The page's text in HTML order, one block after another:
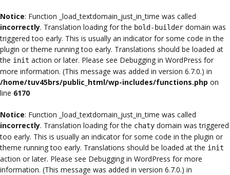
Notice: Function _load_textdomain_just_in_time was called
incorrectly. Translation loading for the bold-builder domain was
triggered too early. This is usually an indicator for some code in the
plugin or theme running too early. Translations should be loaded at
the init action or later. Please see Debugging in WordPress for
more information. (This message was added in version 6.7.0.) in
/home/tuv45brs/public_html/wp-includes/functions.php on
line 6170
Notice: Function _load_textdomain_just_in_time was called
incorrectly. Translation loading for the chaty domain was triggered
too early. This is usually an indicator for some code in the plugin or
theme running too early. Translations should be loaded at the init
action or later. Please see Debugging in WordPress for more
information. (This message was added in version 6.7.0.) in